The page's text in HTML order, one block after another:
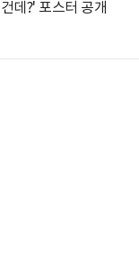
데?' 포스터 공개